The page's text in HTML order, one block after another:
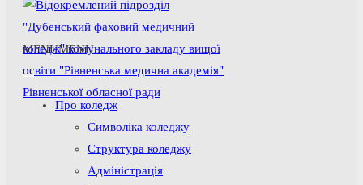
MENUMENU
Про коледж
Символіка коледжу
Структура коледжу
Адміністрація